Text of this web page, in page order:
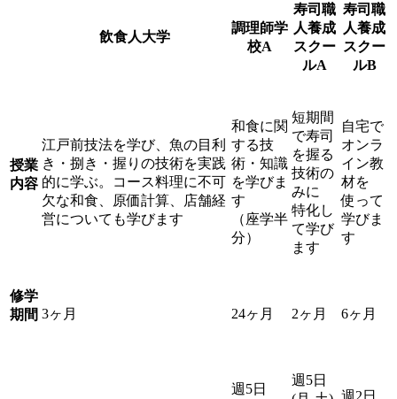
飲食人大学
調理師学
校A
寿司職
人養成
スクー
ルA
寿司職
人養成
スクー
ルB
授業
内容
江戸前技法を学び、魚の目利
き・捌き・握りの技術を実践
的に学ぶ。コース料理に不可
欠な和食、原価計算、店舗経
営についても学びます
和食に関
する技
術・知識
を学びま
す
（座学半
分）
短期間
で寿司
を握る
技術の
みに
特化し
て学び
ます
自宅で
オンラ
イン教
材を
使って
学びま
す
修学
期間 3ヶ月 24ヶ月 2ヶ月 6ヶ月
週5日
週5日
週2日